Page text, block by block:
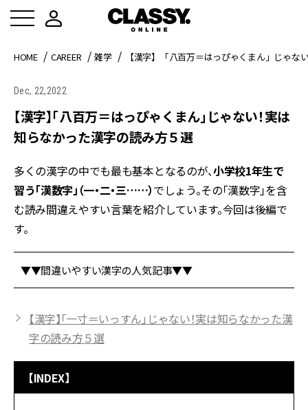
HOME CAREER 雑学 【漢字】「八百万＝はっぴゃくまん」じゃ
Dec, 22,2022
【漢字】「八百万＝はっぴゃくまん」じゃない！実は
知らなかった漢字の読み方５選
多くの漢字の中でも最も基本となるのが、小学校1年生で
習う「漢数字」（一・二・三……）でしょう。その「漢数字」を含
む読み間違えやすい言葉を紹介しています。今回は後編で
す。
▼▼間違いやすい漢字の人気記事▼▼
【漢字】「一寸＝いっすん」じゃない！実は知らなかった漢
字の読み方５選
【INDEX】